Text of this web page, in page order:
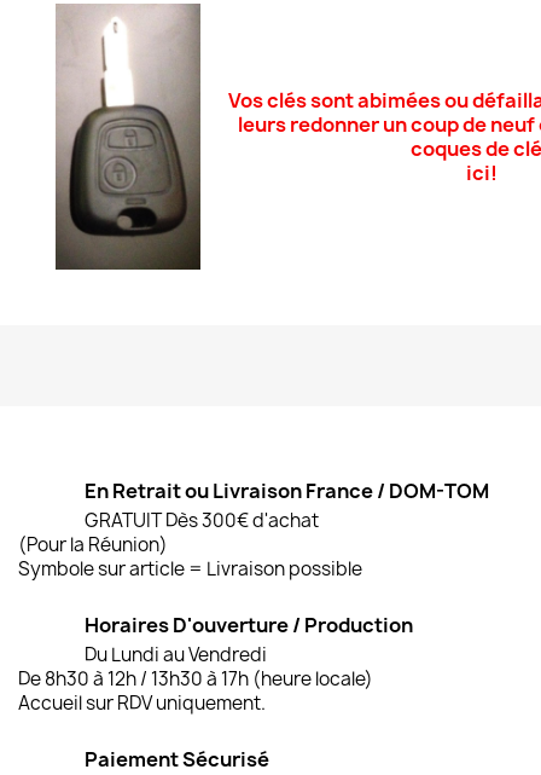
Vos clés sontabimées ou
leurs redonner un coup de
coques de
ici!
En Retrait ou Livraison France / DOM-TOM
GRATUIT Dès 300€ d'achat
(Pour la Réunion)
Symbole sur article = Livraison possible
Horaires D'ouverture / Production
Du Lundi au Vendredi
De 8h30 à 12h / 13h30 à 17h (heure locale)
Accueil sur RDV uniquement.
Paiement Sécurisé